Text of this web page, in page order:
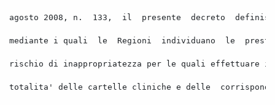
agosto 2008, n. 133, il presente decreto
mediante i quali le Regioni individuano le
rischio di inappropriatezza per le quali effettuare
totalita' delle cartelle cliniche e delle